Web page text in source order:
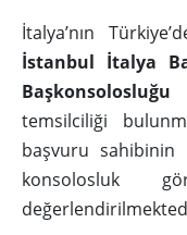
İtalya’nın
İstanbul İtalya
Başkonsolosluğu
temsilciliği
başvuru
konsolosluk